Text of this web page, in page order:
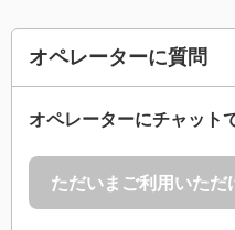
オペレーターに質問
オペレーターにチャット
ただいまご利用いただ